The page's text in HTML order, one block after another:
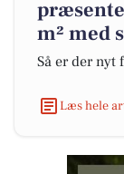
m² med
Så er der nyt
Læs hele